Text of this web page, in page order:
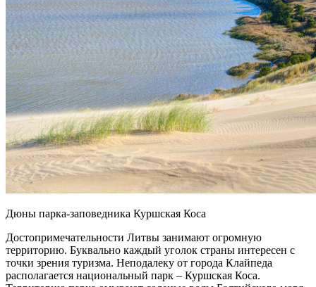
Дюны парка-заповедника Куршская Коса
Достопримечательности Литвы занимают огромную
территорию. Буквально каждый уголок страны интересен с
точки зрения туризма. Неподалеку от города Клайпеда
располагается национальный парк – Куршская Коса.